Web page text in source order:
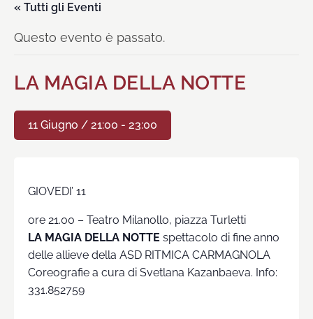
« Tutti gli Eventi
Questo evento è passato.
LA MAGIA DELLA NOTTE
11 Giugno / 21:00 - 23:00
GIOVEDI’ 11
ore 21.00 – Teatro Milanollo, piazza Turletti
LA MAGIA DELLA NOTTE spettacolo di fine anno
delle allieve della ASD RITMICA CARMAGNOLA
Coreografie a cura di Svetlana Kazanbaeva. Info:
331.852759